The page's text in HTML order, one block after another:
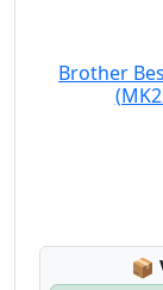
Brother
📦